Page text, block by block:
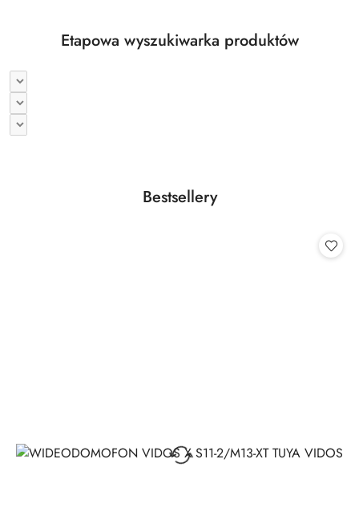
Etapowa wyszukiwarka produktów
Pomiń karuzelę produktów
Produkty
Bestsellery